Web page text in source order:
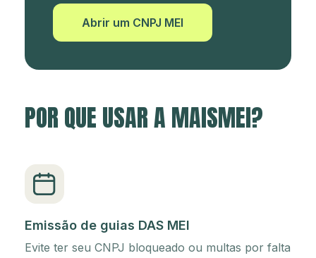
Abrir um CNPJ MEI
POR QUE USAR A MAISMEI?
Emissão de guias DAS MEI
Evite ter seu CNPJ bloqueado ou multas por falta